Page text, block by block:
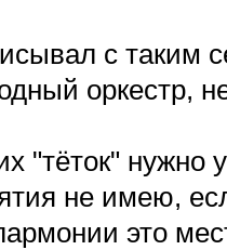
с таким
оркестр,
"тёток" нужно
не имею,
это